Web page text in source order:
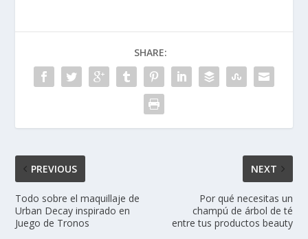
SHARE:
PREVIOUS
Todo sobre el maquillaje de
Urban Decay inspirado en
Juego de Tronos
NEXT
Por qué necesitas un
champú de árbol de té
entre tus productos beauty